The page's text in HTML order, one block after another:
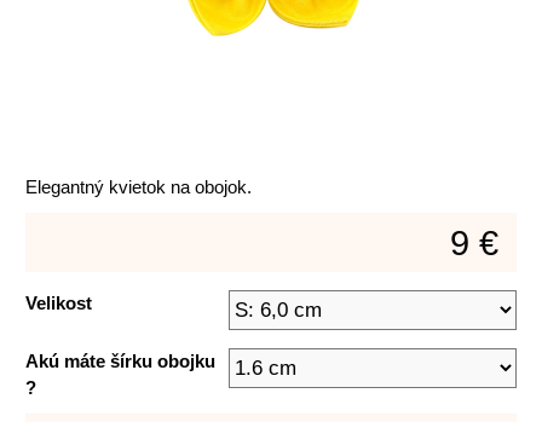
Elegantný kvietok na obojok.
9 €
Velikost
Akú máte šírku obojku
?